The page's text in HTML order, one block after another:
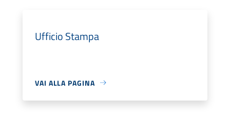
Ufficio Stampa
VAI ALLA PAGINA